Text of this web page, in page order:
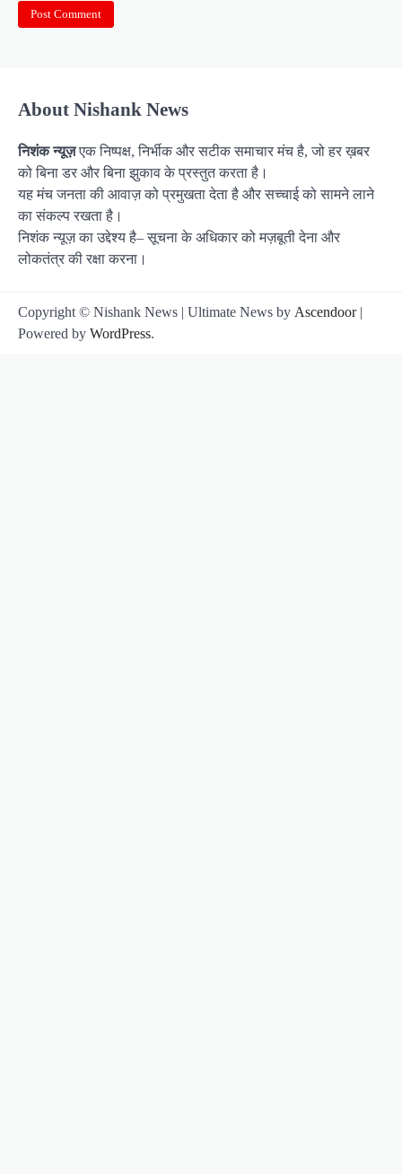
About Nishank News
निशंक न्यूज़एक निष्पक्ष, निर्भीक और सटीक समाचार मंच है, जो हर ख़बर
को बिना डर और बिना झुकाव के प्रस्तुत करता है।
यह मंच जनता की आवाज़ को प्रमुखता देता है और सच्चाई को सामने लाने
का संकल्प रखता है।
निशंक न्यूज़ का उद्देश्य है– सूचना के अधिकार को मज़बूती देना और
लोकतंत्र की रक्षा करना।
Copyright © Nishank News | Ultimate News by Ascendoor|
Powered by WordPress.